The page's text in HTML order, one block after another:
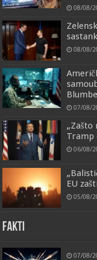
08/08/
08/08/
07/08/
Tramp
06/08/
EU
05/08/
FAKTI
07/08/